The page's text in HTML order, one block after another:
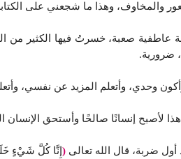
والمخاوف، وهذا ما شجعني على
عاطفية صعبة، خسرتُ فيها الكثير من
ضرورية.
وحدي، وأتعلم المزيد عن نفسي،
لأصبح إنسانًا صالحًا وأستحق الإنسان
أول ضربة، قال الله تعالى( إِنَّا كُلَّ شَيْءٍ